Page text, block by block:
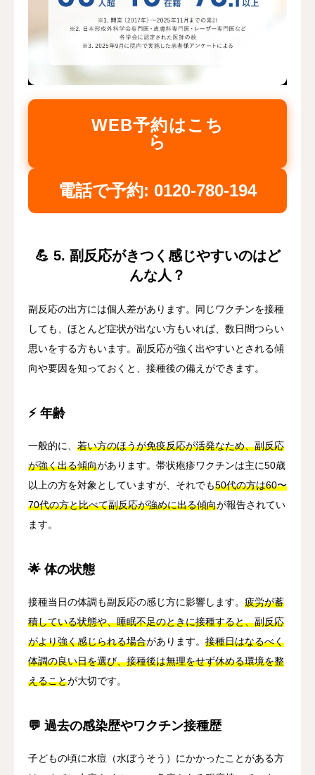
WEB予約はこち
ら
電話で予約: 0120-780-194
💪 5. 副反応がきつく感じやすいのはど
んな人？
副反応の出方には個人差があります。同じワクチンを接種
しても、ほとんど症状が出ない方もいれば、数日間つらい
思いをする方もいます。副反応が強く出やすいとされる傾
向や要因を知っておくと、接種後の備えができます。
⚡ 年齢
一般的に、 若い方のほうが免疫反応が活発なため、副反応
が強く出る傾向があります。帯状疱疹ワクチンは主に50歳
以上の方を対象としていますが、それでも50代の方は60〜
70代の方と比べて副反応が強めに出る傾向が報告されてい
ます。
🌟 体の状態
接種当日の体調も副反応の感じ方に影響します。 疲労が蓄
積している状態や、睡眠不足のときに接種すると、副反応
がより強く感じられる場合があります。 接種日はなるべく
体調の良い日を選び、接種後は無理をせず休める環境を整
えることが大切です。
💬 過去の感染歴やワクチン接種歴
子どもの頃に水痘（水ぼうそう）にかかったことがある方